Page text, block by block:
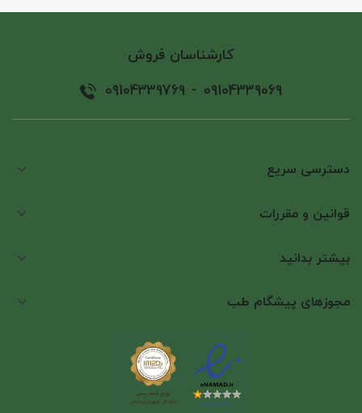
کارشناسان فروش
09104339069
-
09104339769
دسترسی سریع
قوانین و مقررات
بیشتر بدانید
مجوزهای پیشگام طب